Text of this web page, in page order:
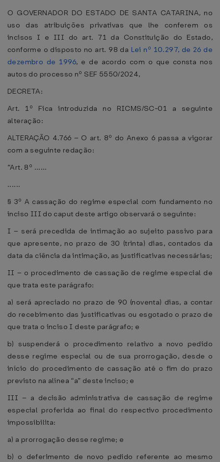
O GOVERNADOR DO ESTADO DE SANTA CATARINA, no
uso das atribuições privativas que lhe conferem os
incisos I e III do art. 71 da Constituição do Estado,
conforme o disposto no art. 98 da Lei nº 10.297, de 26 de
dezembro de 1996, e de acordo com o que consta nos
autos do processo nº SEF 5550/2024,
DECRETA:
Art. 1º Fica introduzida no RICMS/SC-01 a seguinte
alteração:
ALTERAÇÃO 4.766 – O art. 8º do Anexo 6 passa a vigorar
com a seguinte redação:
“Art. 8º ......
......
§ 3º A cassação do regime especial com fundamento no
inciso III do caput deste artigo observará o seguinte:
I – será precedida de intimação ao sujeito passivo para
que apresente, no prazo de 30 (trinta) dias, contados da
data da ciência da intimação, as justificativas necessárias;
II – o procedimento de cassação de regime especial de
que trata este parágrafo:
a) será apreciado no prazo de 90 (noventa) dias, a contar
do recebimento das justificativas ou esgotado o prazo de
que trata o inciso I deste parágrafo; e
b) suspenderá o procedimento relativo a novo pedido
desse regime especial ou de sua prorrogação, desde o
início do procedimento de cassação até o fim do prazo
previsto na alínea “a” deste inciso; e
III – a decisão administrativa de cassação de regime
especial proferida ao final do respectivo procedimento
impossibilita:
a) a prorrogação desse regime; e
b) o deferimento de novo pedido referente ao mesmo